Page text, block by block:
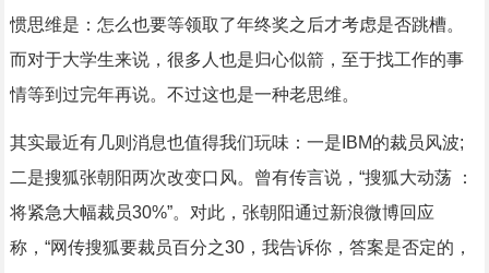
惯思维是：怎么也要等领取了年终奖之后才考虑是否跳槽。
而对于大学生来说，很多人也是归心似箭，至于找工作的事
情等到过完年再说。不过这也是一种老思维。
其实最近有几则消息也值得我们玩味：一是IBM的裁员风波;
二是搜狐张朝阳两次改变口风。曾有传言说，“搜狐大动荡 ：
将紧急大幅裁员30%”。对此，张朝阳通过新浪微博回应
称，“网传搜狐要裁员百分之30，我告诉你，答案是否定的，